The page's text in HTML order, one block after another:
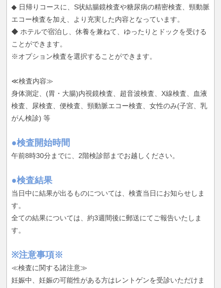
◆ 日帰りコースに、S状結腸鏡検査や糖尿病の精密検査、頸動脈
エコー検査を加え、より充実した内容となっています。
◆ ホテルで宿泊し、休養を兼ねて、ゆったりとドックを受ける
ことができます。
※オプション検査を選択することができます。
≪検査内容≫
身体測定、(胃・大腸)内視鏡検査、超音波検査、X線検査、血液
検査、尿検査、便検査、頸動脈エコー検査、女性のみ(子宮、乳
がん検診) 等
●検査開始時間
午前8時30分までに、2階検診部までお越しください。
●検査結果
当日中に結果が出るものについては、検査当日にお知らせしま
す。
全ての結果については、約3週間後に郵送にてご報告いたしま
す。
※注意事項※
≪検査に関する諸注意≫
妊娠中、妊娠の可能性がある方はレントゲンを受診いただけま